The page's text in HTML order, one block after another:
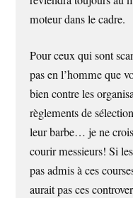
moteur dans le cadre.
Pour ceux qui sont
pas en l’homme que
bien contre les
règlements de
leur barbe… je ne
courir messieurs! Si
pas admis à ces
aurait pas ces